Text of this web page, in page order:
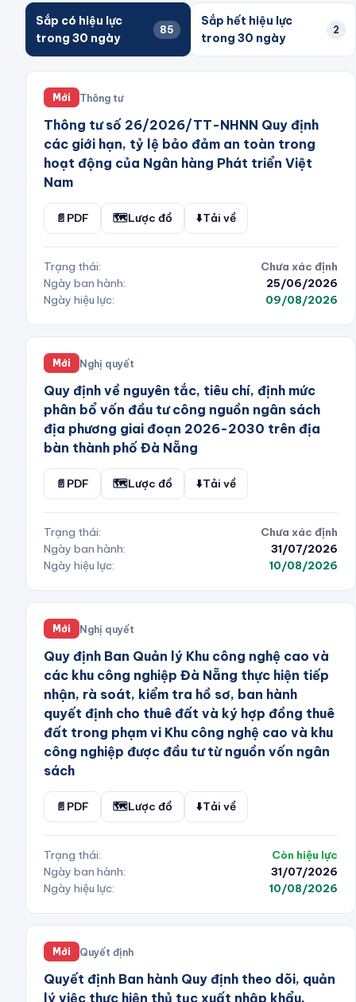
Sắp có hiệu lực
trong 30 ngày
85
Sắp hết hiệu lực
trong 30 ngày
2
Mới Thông tư
Thông tư số 26/2026/TT-NHNN Quy định
các giới hạn, tỷ lệ bảo đảm an toàn trong
hoạt động của Ngân hàng Phát triển Việt
Nam
📄 PDF 🗺️Lược đồ ⬇️Tải về
Trạng thái:
Chưa xác định
Ngày ban hành:
25/06/2026
Ngày hiệu lực:
09/08/2026
Mới Nghị quyết
Quy định về nguyên tắc, tiêu chí, định mức
phân bổ vốn đầu tư công nguồn ngân sách
địa phương giai đoạn 2026-2030 trên địa
bàn thành phố Đà Nẵng
📄 PDF 🗺️Lược đồ ⬇️Tải về
Trạng thái:
Chưa xác định
Ngày ban hành:
31/07/2026
Ngày hiệu lực:
10/08/2026
Mới Nghị quyết
Quy định Ban Quản lý Khu công nghệ cao và
các khu công nghiệp Đà Nẵng thực hiện tiếp
nhận, rà soát, kiểm tra hồ sơ, ban hành
quyết định cho thuê đất và ký hợp đồng thuê
đất trong phạm vi Khu công nghệ cao và khu
công nghiệp được đầu tư từ nguồn vốn ngân
sách
📄 PDF 🗺️Lược đồ ⬇️Tải về
Trạng thái:
Còn hiệu lực
Ngày ban hành:
31/07/2026
Ngày hiệu lực:
10/08/2026
Mới Quyết định
Quyết định Ban hành Quy định theo dõi, quản
lý việc thực hiện thủ tục xuất nhập khẩu,